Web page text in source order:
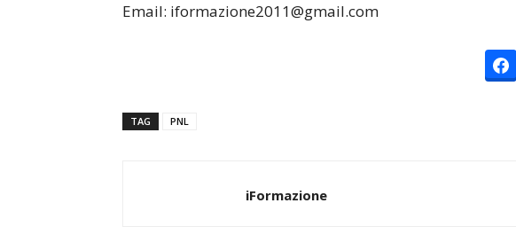
Email: iformazione2011@gmail.com
TAG PNL
iFormazione